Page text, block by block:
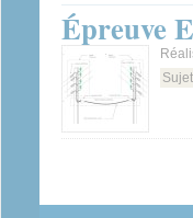
Épreuve